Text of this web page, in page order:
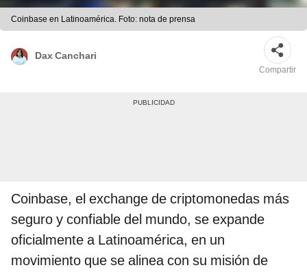
Coinbase en Latinoamérica. Foto: nota de prensa
Dax Canchari
Compartir
Coinbase, el exchange de criptomonedas más
seguro y confiable del mundo, se expande
oficialmente a Latinoamérica, en un
movimiento que se alinea con su misión de